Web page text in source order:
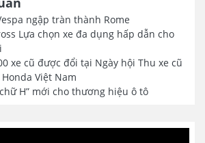
ngập tràn thành Rome
Lựa chọn xe đa dụng hấp dẫn cho
xe cũ được đổi tại Ngày hội Thu xe cũ
Việt Nam
H” mới cho thương hiệu ô tô